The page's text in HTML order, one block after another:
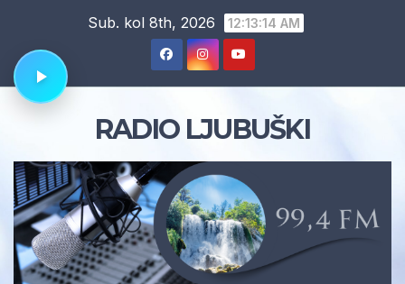
content
Sub. kol 8th, 2026 12:13:15 AM
RADIO LJUBUŠKI